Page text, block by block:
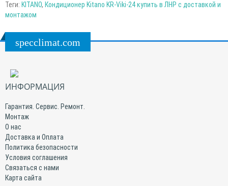
Теги: KITANO, Кондиционер Kitano KR-Viki-24 купить в ЛНР с доставкой и
монтажом
specclimat.com
ИНФОРМАЦИЯ
Гарантия. Сервис. Ремонт.
Монтаж
О нас
Доставка и Оплата
Политика безопасности
Условия соглашения
Связаться с нами
Карта сайта